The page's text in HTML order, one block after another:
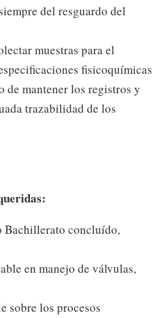
del resguardo del
muestras para el
fisicoquímicas
de mantener los registros y
trazabilidad de los
Bachillerato concluído,
en manejo de válvulas,
sobre los procesos